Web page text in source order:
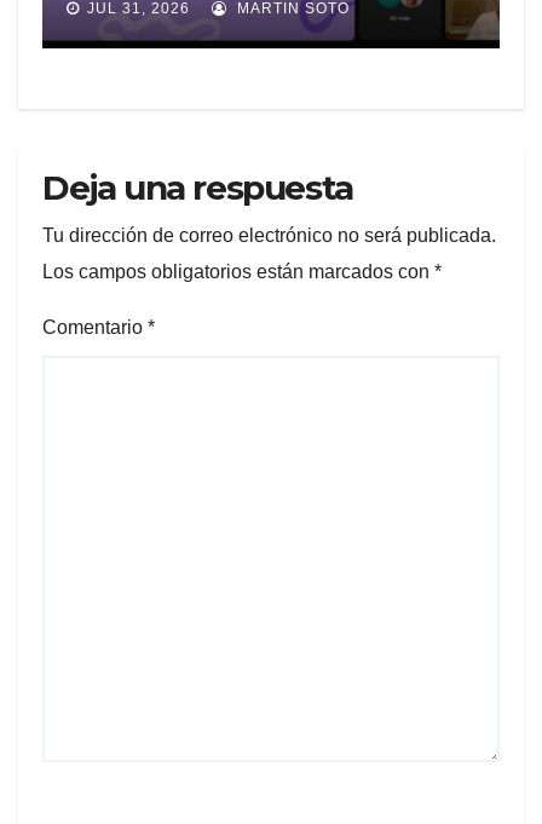
PARA EVITAR LA
REVICTIMIZACIÓN
JUL 31, 2026 MARTIN SOTO
Deja una respuesta
Tu dirección de correo electrónico no será publicada.
Los campos obligatorios están marcados con *
Comentario *